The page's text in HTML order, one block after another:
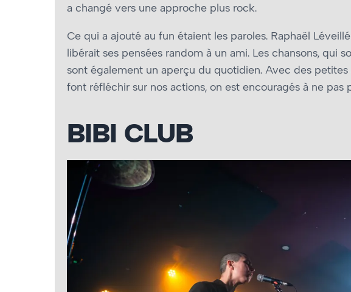
a changé vers une approche plus rock.
Ce qui a ajouté au fun étaient les paroles. Raphaël
libérait ses pensées random à un ami. Les chansons, qui
sont également un aperçu du quotidien. Avec des
font réfléchir sur nos actions, on est encouragés à ne pas
BIBI CLUB